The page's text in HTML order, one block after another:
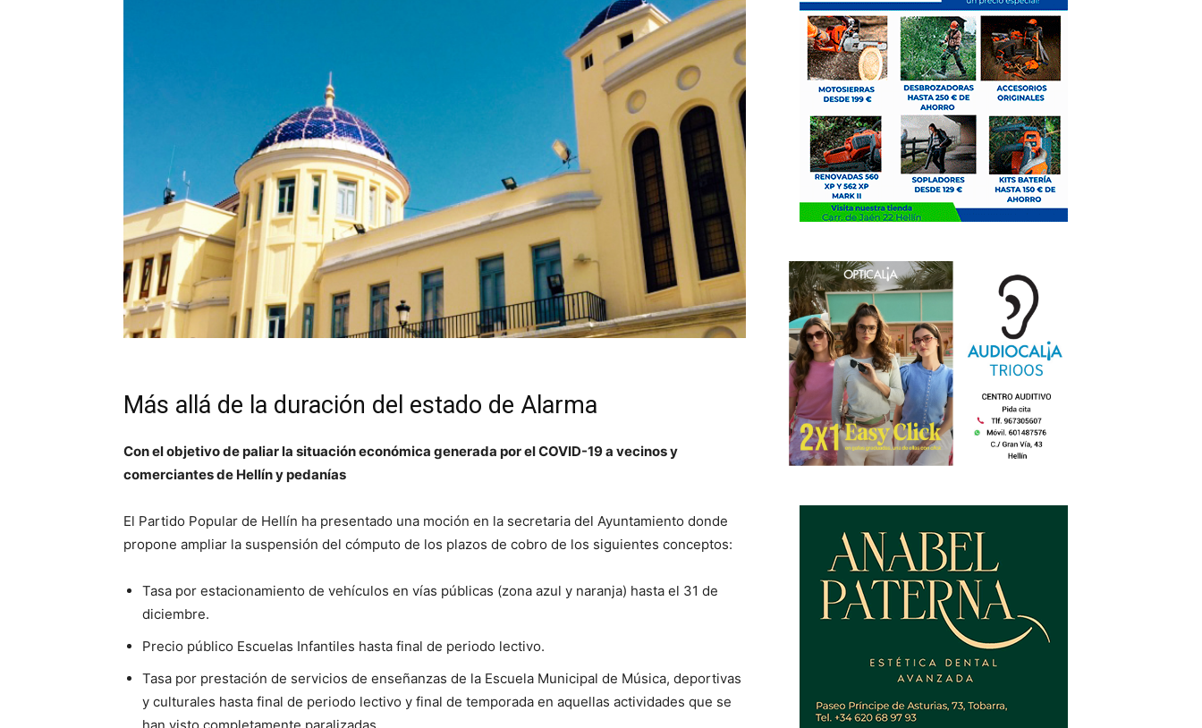
Más allá de la duración del estado de Alarma
Con el objetivo de paliar la situación económica generada por el COVID-19 a vecinos y
comerciantes de Hellín y pedanías
El Partido Popular de Hellín ha presentado una moción en la secretaria del Ayuntamiento donde
propone ampliar la suspensión del cómputo de los plazos de cobro de los siguientes conceptos:
Tasa por estacionamiento de vehículos en vías públicas (zona azul y naranja) hasta el 31 de
diciembre.
Precio público Escuelas Infantiles hasta final de periodo lectivo.
Tasa por prestación de servicios de enseñanzas de la Escuela Municipal de Música, deportivas
y culturales hasta final de periodo lectivo y final de temporada en aquellas actividades que se